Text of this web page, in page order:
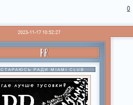
0
2023-11-17 10:52:27
PR
СТАРАЮСЬ РАДИ MIAMI CLUB